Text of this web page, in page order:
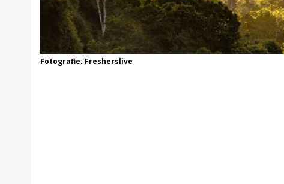
Fotografie: Fresherslive